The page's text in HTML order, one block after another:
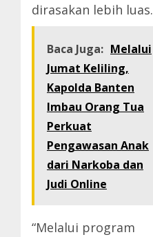
dirasakan lebih luas.
Baca Juga: Melalui
Jumat Keliling,
Kapolda Banten
Imbau Orang Tua
Perkuat
Pengawasan Anak
dari Narkoba dan
Judi Online
“Melalui program